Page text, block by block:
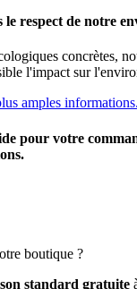
respect de notre
concrètes,
l'impact sur
amples informations.
pour votre
boutique ?
standard gratuite